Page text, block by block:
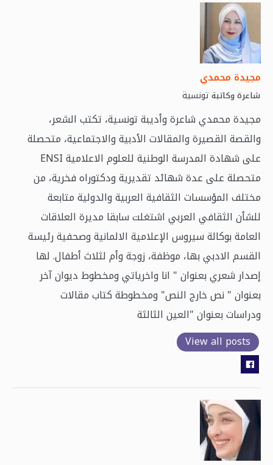
مجيدة محمدي
شاعرة وكاتبة تونسية
مجيدة محمدي شاعرة وأديبة تونسية، تكتب الشعر،
والقصة القصيرة والمقالات الأدبية والاجتماعية، متحصلة
على شهادة المدرسة الوطنية للعلوم الاعلامية ENSI
متحصلة على عدة شهائد تقديرية ودكتوراه فخرية، من
مختلف المؤسسات الثقافية العربية والدولية متابعة
للشأن الثقافي العربي اشتغلت سابقا مديرة العلاقات
العامة بوكالة سيروس الإعلامية الالمانية وصحفية رئيسة
القسم الادبي بها، موظفة، زوجة وأم لثلاث أطفال. لها
إصدار شعري بعنوان " انا واخرياتي ومخطوط ديوان آخر
بعنوان " نص خارج النص" ومخطوطة كتاب مقالات
ودراسات بعنوان "العين الثالثة
View all posts